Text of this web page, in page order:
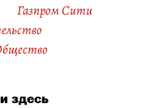
Газпром Сити
здесь